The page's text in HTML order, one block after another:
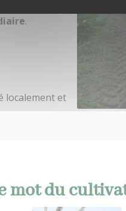
.
localement et
mot du